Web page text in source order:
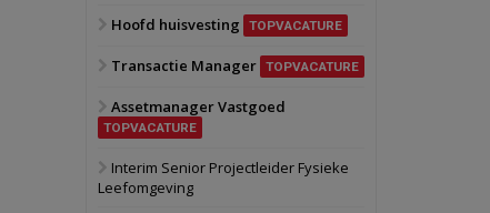
6 oktober 2026 Transformatieobject
22 september 2026
Hoofd huisvesting TOPVACATURE
Transactie Manager TOPVACATURE
Assetmanager Vastgoed
TOPVACATURE
Interim Senior Projectleider Fysieke
Leefomgeving